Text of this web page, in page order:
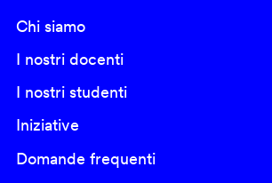
Chi siamo
I nostri docenti
I nostri studenti
Iniziative
Domande frequenti